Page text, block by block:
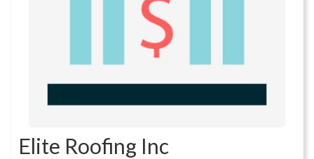
Elite Roofing Inc